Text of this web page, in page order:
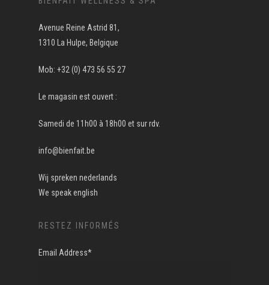
Avenue Reine Astrid 81,
1310 La Hulpe, Belgique
Mob: +32 (0) 473 56 55 27
Le magasin est ouvert :
Samedi de 11h00 à 18h00 et sur rdv.
info@bienfait.be
Wij spreken nederlands
We speak english
RESTEZ INFORMÉS
Email Address*